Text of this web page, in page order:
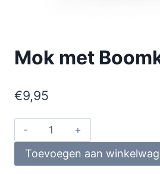
Mok met
€9,95
Toevoegen aan